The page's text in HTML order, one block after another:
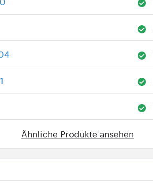
Ähnliche Produkte ansehen